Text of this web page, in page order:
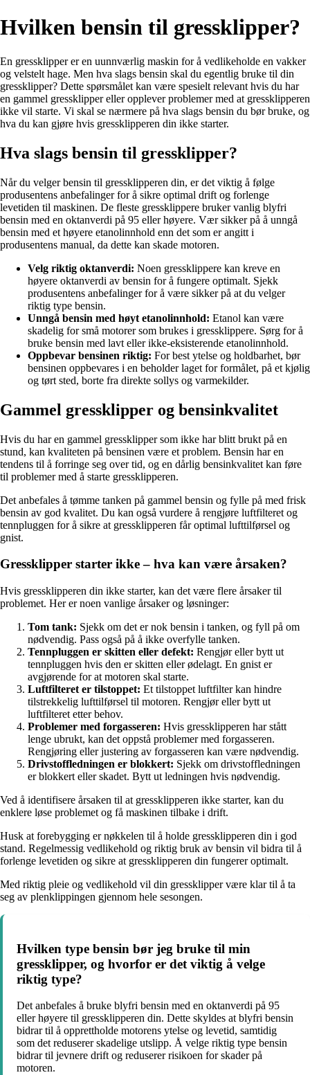
Hvilken bensin til gressklipper?
En gressklipper er en uunnværlig maskin for å vedlikeholde en vakker
og velstelt hage. Men hva slags bensin skal du egentlig bruke til din
gressklipper? Dette spørsmålet kan være spesielt relevant hvis du har
en gammel gressklipper eller opplever problemer med at gressklipperen
ikke vil starte. Vi skal se nærmere på hva slags bensin du bør bruke, og
hva du kan gjøre hvis gressklipperen din ikke starter.
Hva slags bensin til gressklipper?
Når du velger bensin til gressklipperen din, er det viktig å følge
produsentens anbefalinger for å sikre optimal drift og forlenge
levetiden til maskinen. De fleste gressklippere bruker vanlig blyfri
bensin med en oktanverdi på 95 eller høyere. Vær sikker på å unngå
bensin med et høyere etanolinnhold enn det som er angitt i
produsentens manual, da dette kan skade motoren.
Velg riktig oktanverdi: Noen gressklippere kan kreve en
høyere oktanverdi av bensin for å fungere optimalt. Sjekk
produsentens anbefalinger for å være sikker på at du velger
riktig type bensin.
Unngå bensin med høyt etanolinnhold: Etanol kan være
skadelig for små motorer som brukes i gressklippere. Sørg for å
bruke bensin med lavt eller ikke-eksisterende etanolinnhold.
Oppbevar bensinen riktig: For best ytelse og holdbarhet, bør
bensinen oppbevares i en beholder laget for formålet, på et kjølig
og tørt sted, borte fra direkte sollys og varmekilder.
Gammel gressklipper og bensinkvalitet
Hvis du har en gammel gressklipper som ikke har blitt brukt på en
stund, kan kvaliteten på bensinen være et problem. Bensin har en
tendens til å forringe seg over tid, og en dårlig bensinkvalitet kan føre
til problemer med å starte gressklipperen.
Det anbefales å tømme tanken på gammel bensin og fylle på med frisk
bensin av god kvalitet. Du kan også vurdere å rengjøre luftfilteret og
tennpluggen for å sikre at gressklipperen får optimal lufttilførsel og
gnist.
Gressklipper starter ikke – hva kan være årsaken?
Hvis gressklipperen din ikke starter, kan det være flere årsaker til
problemet. Her er noen vanlige årsaker og løsninger:
Tom tank: Sjekk om det er nok bensin i tanken, og fyll på om
nødvendig. Pass også på å ikke overfylle tanken.
Tennpluggen er skitten eller defekt: Rengjør eller bytt ut
tennpluggen hvis den er skitten eller ødelagt. En gnist er
avgjørende for at motoren skal starte.
Luftfilteret er tilstoppet: Et tilstoppet luftfilter kan hindre
tilstrekkelig lufttilførsel til motoren. Rengjør eller bytt ut
luftfilteret etter behov.
Problemer med forgasseren: Hvis gressklipperen har stått
lenge ubrukt, kan det oppstå problemer med forgasseren.
Rengjøring eller justering av forgasseren kan være nødvendig.
Drivstoffledningen er blokkert: Sjekk om drivstoffledningen
er blokkert eller skadet. Bytt ut ledningen hvis nødvendig.
Ved å identifisere årsaken til at gressklipperen ikke starter, kan du
enklere løse problemet og få maskinen tilbake i drift.
Husk at forebygging er nøkkelen til å holde gressklipperen din i god
stand. Regelmessig vedlikehold og riktig bruk av bensin vil bidra til å
forlenge levetiden og sikre at gressklipperen din fungerer optimalt.
Med riktig pleie og vedlikehold vil din gressklipper være klar til å ta
seg av plenklippingen gjennom hele sesongen.
Hvilken type bensin bør jeg bruke til min
gressklipper, og hvorfor er det viktig å velge
riktig type?
Det anbefales å bruke blyfri bensin med en oktanverdi på 95
eller høyere til gressklipperen din. Dette skyldes at blyfri bensin
bidrar til å opprettholde motorens ytelse og levetid, samtidig
som det reduserer skadelige utslipp. Å velge riktig type bensin
bidrar til jevnere drift og reduserer risikoen for skader på
motoren.